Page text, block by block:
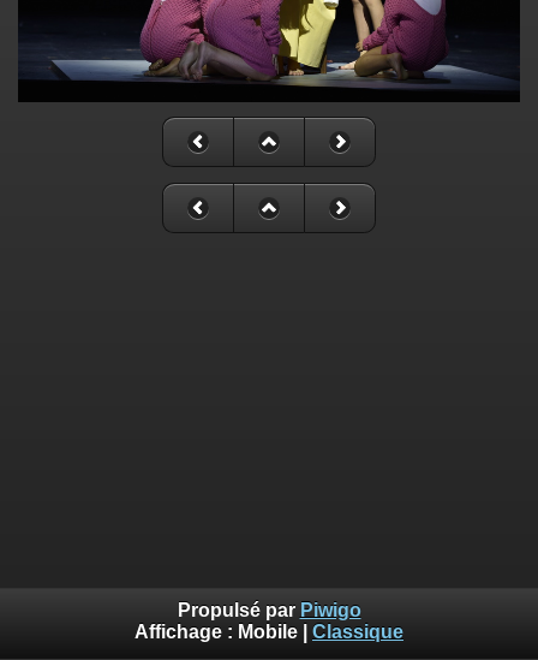
Propulsé par Piwigo
Affichage : Mobile Classique